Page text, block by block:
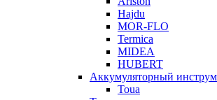
Hajdu
MOR-FLO
Termica
MIDEA
HUBERT
Аккумуляторный
Toua